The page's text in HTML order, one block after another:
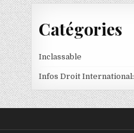
Catégories
Inclassable
Infos Droit International: